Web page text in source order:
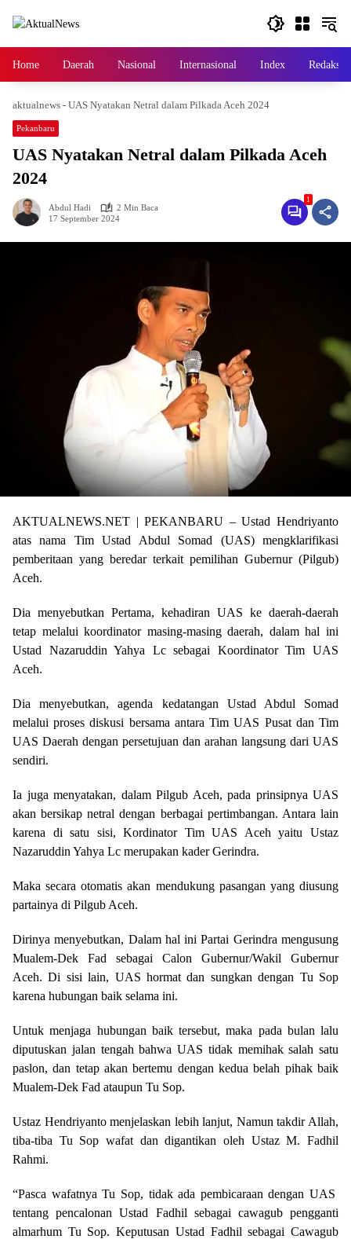
Home Daerah Nasional Internasional Index Redaksi
aktualnews - UAS Nyatakan Netral dalam Pilkada Aceh 2024
Pekanbaru
UAS Nyatakan Netral dalam Pilkada Aceh
2024
Abdul Hadi
2 Min Baca
17 September 2024
1
AKTUALNEWS.NET | PEKANBARU – Ustad Hendriyanto
atas nama Tim Ustad Abdul Somad (UAS) mengklarifikasi
pemberitaan yang beredar terkait pemilihan Gubernur (Pilgub)
Aceh.
Dia menyebutkan Pertama, kehadiran UAS ke daerah-daerah
tetap melalui koordinator masing-masing daerah, dalam hal ini
Ustad Nazaruddin Yahya Lc sebagai Koordinator Tim UAS
Aceh.
Dia menyebutkan, agenda kedatangan Ustad Abdul Somad
melalui proses diskusi bersama antara Tim UAS Pusat dan Tim
UAS Daerah dengan persetujuan dan arahan langsung dari UAS
sendiri.
Ia juga menyatakan, dalam Pilgub Aceh, pada prinsipnya UAS
akan bersikap netral dengan berbagai pertimbangan. Antara lain
karena di satu sisi, Kordinator Tim UAS Aceh yaitu Ustaz
Nazaruddin Yahya Lc merupakan kader Gerindra.
Maka secara otomatis akan mendukung pasangan yang diusung
partainya di Pilgub Aceh.
Dirinya menyebutkan, Dalam hal ini Partai Gerindra mengusung
Mualem-Dek Fad sebagai Calon Gubernur/Wakil Gubernur
Aceh. Di sisi lain, UAS hormat dan sungkan dengan Tu Sop
karena hubungan baik selama ini.
Untuk menjaga hubungan baik tersebut, maka pada bulan lalu
diputuskan jalan tengah bahwa UAS tidak memihak salah satu
paslon, dan tetap akan bertemu dengan kedua belah pihak baik
Mualem-Dek Fad ataupun Tu Sop.
Ustaz Hendriyanto menjelaskan lebih lanjut, Namun takdir Allah,
tiba-tiba Tu Sop wafat dan digantikan oleh Ustaz M. Fadhil
Rahmi.
“Pasca wafatnya Tu Sop, tidak ada pembicaraan dengan UAS
tentang pencalonan Ustad Fadhil sebagai cawagub pengganti
almarhum Tu Sop. Keputusan Ustad Fadhil sebagai Cawagub